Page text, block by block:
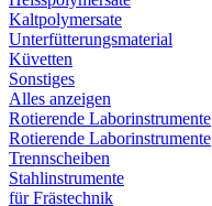
Kaltpolymersate
Unterfütterungsmaterial
Küvetten
Sonstiges
Alles anzeigen
Rotierende Laborinstrumente
Rotierende Laborinstrumente
Trennscheiben
Stahlinstrumente
für Frästechnik